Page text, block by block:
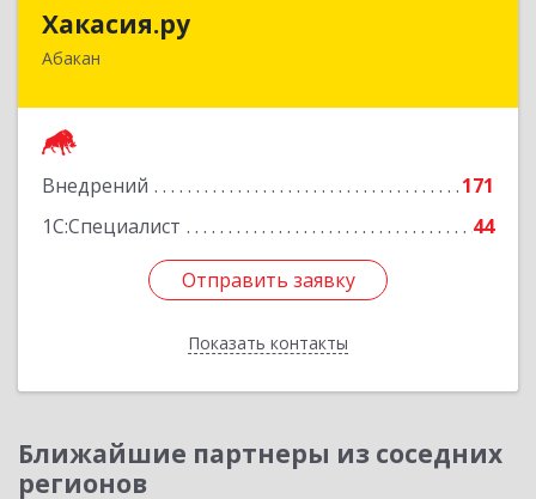
Хакасия.ру
Абакан
Внедрений
171
1С:Специалист
44
Отправить заявку
Показать контакты
655017, Хакасия Респ, Абакан г, Вяткина ул, дом
Отправить заявку
Назад
Ближайшие партнеры из соседних
регионов